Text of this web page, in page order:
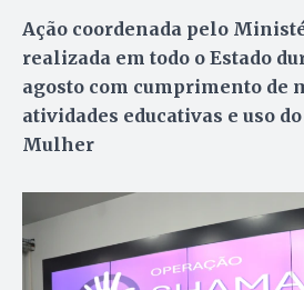
Ação coordenada pelo
realizada em todo o Estado
agosto com cumprimento de
atividades educativas e uso
Mulher